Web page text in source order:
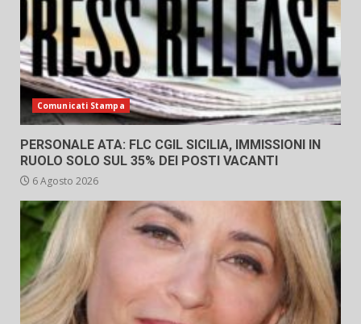
Comunicati Stampa
PERSONALE ATA: FLC CGIL SICILIA, IMMISSIONI IN
RUOLO SOLO SUL 35% DEI POSTI VACANTI
6 Agosto 2026